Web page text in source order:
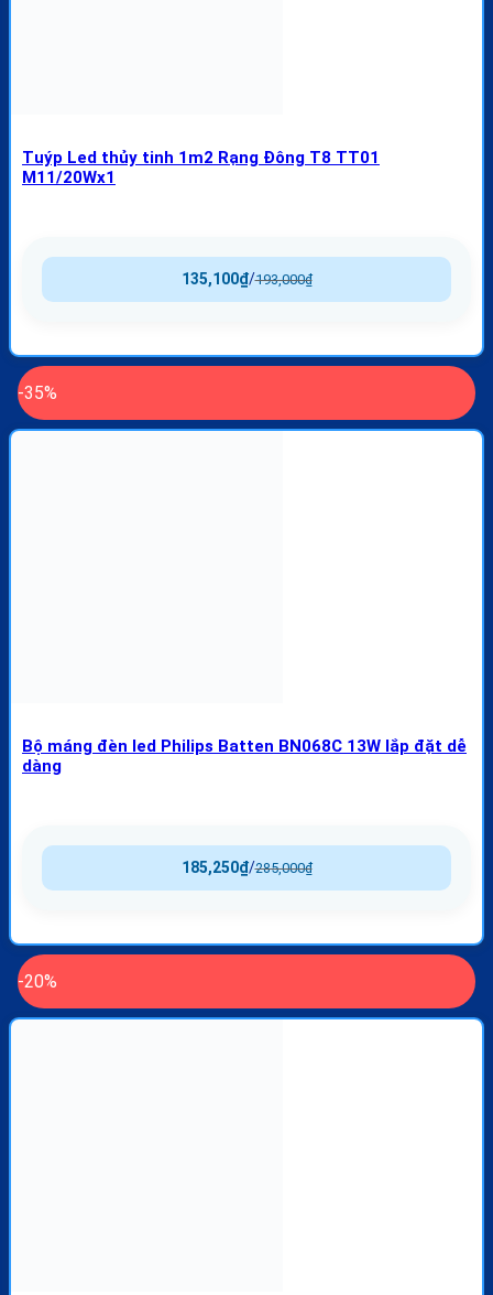
Tuýp Led thủy tinh 1m2 Rạng Đông T8 TT01
M11/20Wx1
193,000₫
/
135,100₫
-35%
Bộ máng đèn led Philips Batten BN068C 13W lắp đặt dễ
dàng
285,000₫
/
185,250₫
-20%